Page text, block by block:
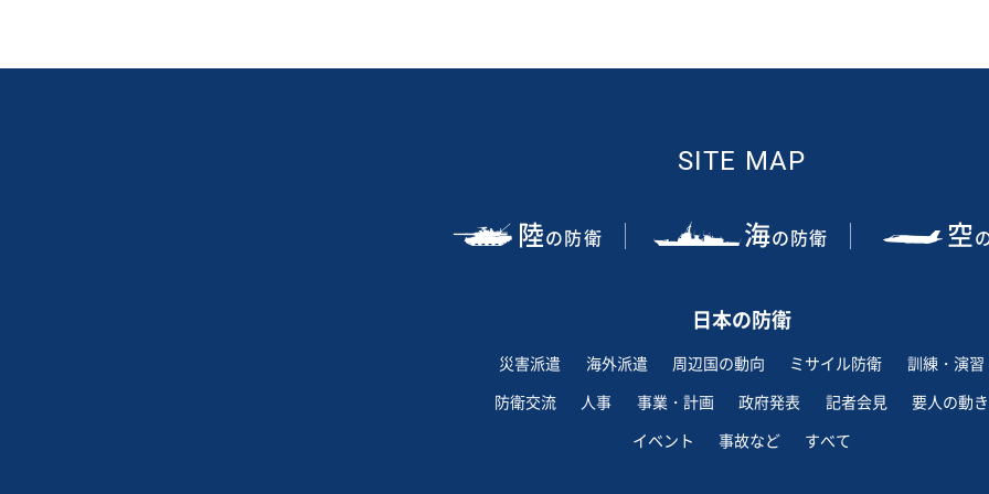
SITE MAP
陸の防衛 海の防衛 空
日本の防衛
災害派遣 海外派遣 周辺国の動向 ミサイル防衛
訓練・演習
防衛交流
人事 事業・計画 政府発表 記者会見
要人の動き
イベント
事故など すべて